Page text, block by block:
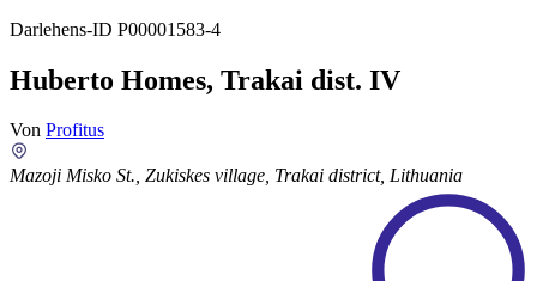
Darlehens-ID P00001583-4
Huberto Homes, Trakai dist. IV
Von Profitus
Mazoji Misko St., Zukiskes village, Trakai district, Lithuania